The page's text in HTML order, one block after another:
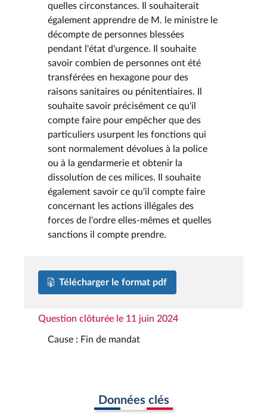
quelles circonstances. Il souhaiterait
également apprendre de M. le ministre le
décompte de personnes blessées
pendant l'état d'urgence. Il souhaite
savoir combien de personnes ont été
transférées en hexagone pour des
raisons sanitaires ou pénitentiaires. Il
souhaite savoir précisément ce qu'il
compte faire pour empêcher que des
particuliers usurpent les fonctions qui
sont normalement dévolues à la police
ou à la gendarmerie et obtenir la
dissolution de ces milices. Il souhaite
également savoir ce qu'il compte faire
concernant les actions illégales des
forces de l'ordre elles-mêmes et quelles
sanctions il compte prendre.
Télécharger le format pdf
Question clôturée le 11 juin 2024
Cause : Fin de mandat
Données clés